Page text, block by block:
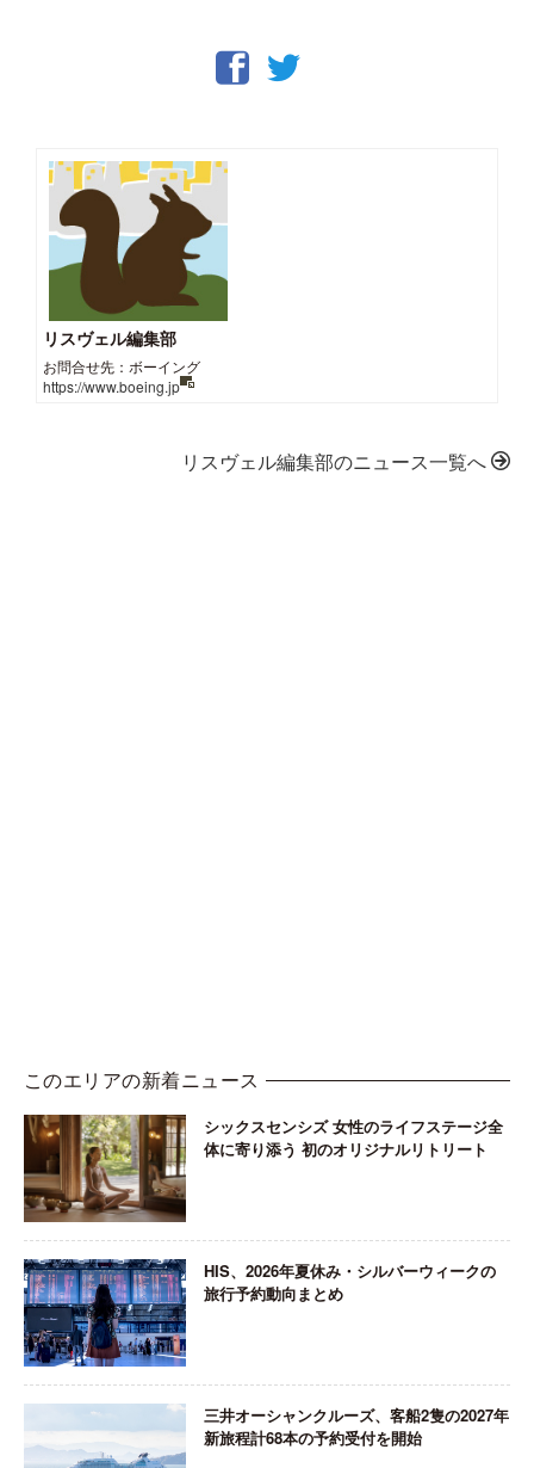
リスヴェル編集部
お問合せ先：ボーイング
https://www.boeing.jp
リスヴェル編集部のニュース一覧へ
このエリアの新着ニュース
シックスセンシズ 女性のライフステージ全
体に寄り添う 初のオリジナルリトリート
HIS、2026年夏休み・シルバーウィークの
旅行予約動向まとめ
三井オーシャンクルーズ、客船2隻の2027年
新旅程計68本の予約受付を開始